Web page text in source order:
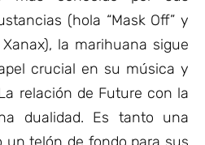
(hola “Mask Off” y
la marihuana sigue
crucial en su música y
relación de Future con la
dualidad. Es tanto una